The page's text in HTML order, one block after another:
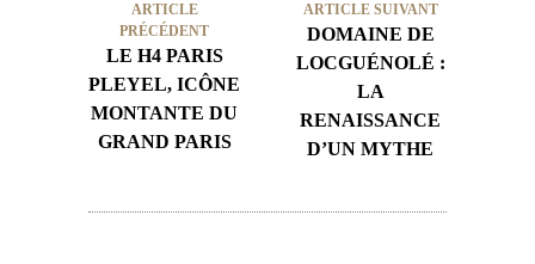
ARTICLE
PRÉCÉDENT
LE H4 PARIS
PLEYEL, ICÔNE
MONTANTE DU
GRAND PARIS
ARTICLE SUIVANT
DOMAINE DE
LOCGUÉNOLÉ :
LA
RENAISSANCE
D’UN MYTHE